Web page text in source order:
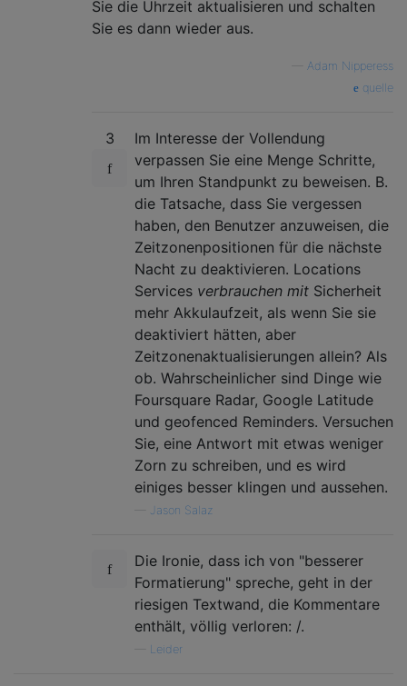
Sie die Uhrzeit aktualisieren und schalten
Sie es dann wieder aus.
Adam Nipperess
quelle
3
Im Interesse der Vollendung
verpassen Sie eine Menge Schritte,
um Ihren Standpunkt zu beweisen. B.
die Tatsache, dass Sie vergessen
haben, den Benutzer anzuweisen, die
Zeitzonenpositionen für die nächste
Nacht zu deaktivieren. Locations
Services verbrauchen mit Sicherheit
mehr Akkulaufzeit, als wenn Sie sie
deaktiviert hätten, aber
Zeitzonenaktualisierungen allein? Als
ob. Wahrscheinlicher sind Dinge wie
Foursquare Radar, Google Latitude
und geofenced Reminders. Versuchen
Sie, eine Antwort mit etwas weniger
Zorn zu schreiben, und es wird
einiges besser klingen und aussehen.
Jason Salaz
Die Ironie, dass ich von "besserer
Formatierung" spreche, geht in der
riesigen Textwand, die Kommentare
enthält, völlig verloren: /.
Leider